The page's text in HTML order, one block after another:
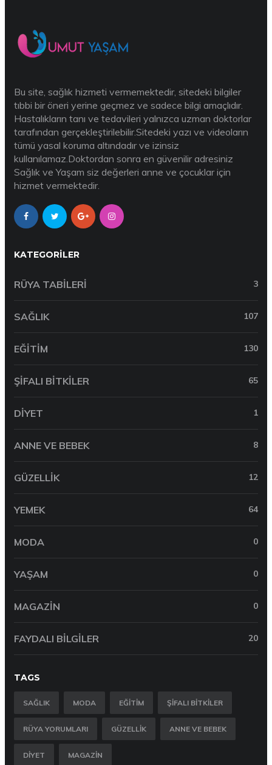
Bu site, sağlık hizmeti vermemektedir, sitedeki bilgiler
tıbbi bir öneri yerine geçmez ve sadece bilgi amaçlıdır.
Hastalıkların tanı ve tedavileri yalnızca uzman doktorlar
tarafından gerçekleştirilebilir.Sitedeki yazı ve videoların
tümü yasal koruma altındadır ve izinsiz
kullanılamaz.Doktordan sonra en güvenilir adresiniz
Sağlık ve Yaşam siz değerleri anne ve çocuklar için
hizmet vermektedir.
KATEGORILER
RÜYA TABILERI 3
SAĞLIK 107
EĞITIM 130
ŞIFALI BITKILER 65
DIYET 1
ANNE VE BEBEK 8
GÜZELLIK 12
YEMEK 64
MODA 0
YAŞAM 0
MAGAZIN 0
FAYDALI BILGILER 20
TAGS
SAĞLIK MODA EĞITIM ŞIFALI BITKILER
RÜYA YORUMLARI GÜZELLIK ANNE VE BEBEK
DIYET MAGAZIN